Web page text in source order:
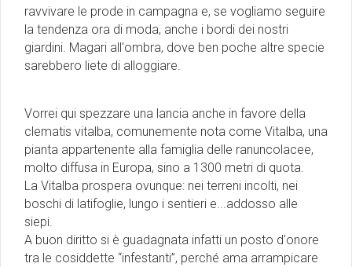
ravvivare le prode in campagna e, se vogliamo seguire
la tendenza ora di moda, anche i bordi dei nostri
giardini. Magari all'ombra, dove ben poche altre specie
sarebbero liete di alloggiare.
Vorrei qui spezzare una lancia anche in favore della
clematis vitalba, comunemente nota come Vitalba, una
pianta appartenente alla famiglia delle ranuncolacee,
molto diffusa in Europa, sino a 1300 metri di quota.
La Vitalba prospera ovunque: nei terreni incolti, nei
boschi di latifoglie, lungo i sentieri e...addosso alle
siepi.
A buon diritto si è guadagnata infatti un posto d'onore
tra le cosiddette “infestanti”, perché ama arrampicare